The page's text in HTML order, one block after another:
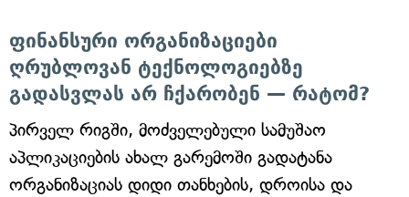
ფინანსური ორგანიზაციები
ღრუბლოვან ტექნოლოგიებზე
გადასვლას არ ჩქარობენ — რატომ?
პირველ რიგში, მოძველებული სამუშაო
აპლიკაციების ახალ გარემოში გადატანა
ორგანიზაციას დიდი თანხების, დროისა და